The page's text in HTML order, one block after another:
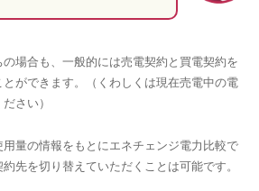
場合も、一般的には売電契約と買電契約を
ができます。（くわしくは現在売電中の電
さい）
量の情報をもとにエネチェンジ電力比較で
先を切り替えていただくことは可能です。